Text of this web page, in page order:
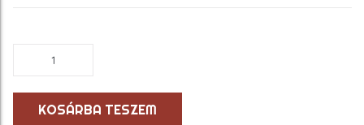
50cm
mennyiség
KOSÁRBA TESZEM